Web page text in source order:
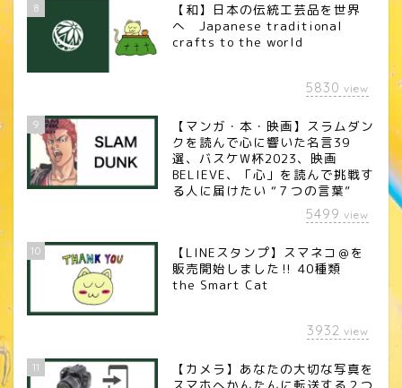
8
【和】日本の伝統工芸品を世界
へ Japanese traditional
crafts to the world
5830 view
9
【マンガ・本・映画】スラムダン
クを読んで心に響いた名言39
選、バスケW杯2023、映画
BELIEVE、「心」を読んで挑戦す
る人に届けたい “７つの言葉”
5499 view
10
【LINEスタンプ】スマネコ＠を
販売開始しました‼︎ 40種類
the Smart Cat
3932 view
11
【カメラ】あなたの大切な写真を